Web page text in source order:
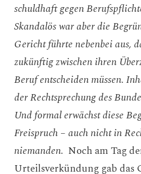
schuldhaft gegen
Skandalös war aber die
Gericht führte nebenbei aus,
zukünftig zwischen ihren
Beruf entscheiden müssen.
der Rechtsprechung des
Und formal erwächst diese
Freispruch – auch nicht in
niemanden. Noch am Tag
Urteilsverkündung gab das